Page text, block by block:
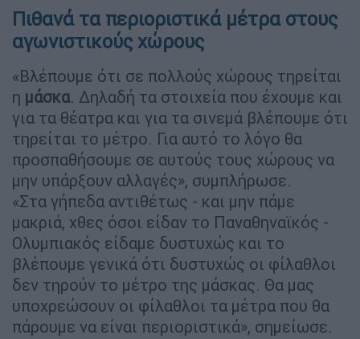
Πιθανά τα περιοριστικά μέτρα στους
αγωνιστικούς χώρους
«Βλέπουμε ότι σε πολλούς χώρους τηρείται
η μάσκα. Δηλαδή τα στοιχεία που έχουμε και
για τα θέατρα και για τα σινεμά βλέπουμε ότι
τηρείται το μέτρο. Για αυτό το λόγο θα
προσπαθήσουμε σε αυτούς τους χώρους να
μην υπάρξουν αλλαγές», συμπλήρωσε.
«Στα γήπεδα αντιθέτως - και μην πάμε
μακριά, χθες όσοι είδαν το Παναθηναϊκός -
Ολυμπιακός είδαμε δυστυχώς και το
βλέπουμε γενικά ότι δυστυχώς οι φίλαθλοι
δεν τηρούν το μέτρο της μάσκας. Θα μας
υποχρεώσουν οι φίλαθλοι τα μέτρα που θα
πάρουμε να είναι περιοριστικά», σημείωσε.